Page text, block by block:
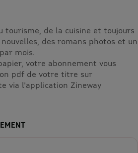
tourisme, de la cuisine et toujours
des romans photos et un
mois.
votre abonnement vous
pdf de votre titre sur
via l'application Zineway